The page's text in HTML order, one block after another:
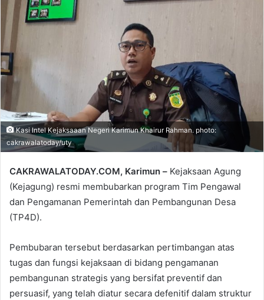
email
Kasi Intel Kejaksaaan Negeri Karimun Khairur Rahman. photo:
cakrawalatoday/uty
CAKRAWALATODAY.COM, Karimun – Kejaksaan Agung
(Kejagung) resmi membubarkan program Tim Pengawal
dan Pengamanan Pemerintah dan Pembangunan Desa
(TP4D).
Pembubaran tersebut berdasarkan pertimbangan atas
tugas dan fungsi kejaksaan di bidang pengamanan
pembangunan strategis yang bersifat preventif dan
persuasif, yang telah diatur secara defenitif dalam struktur